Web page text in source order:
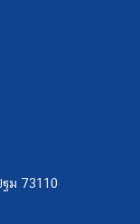
ม 73110